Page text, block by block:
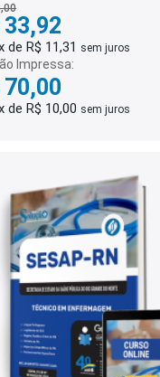
33,92
de R$ 11,31 sem juros
Impressa:
70,00
de R$ 10,00 sem juros